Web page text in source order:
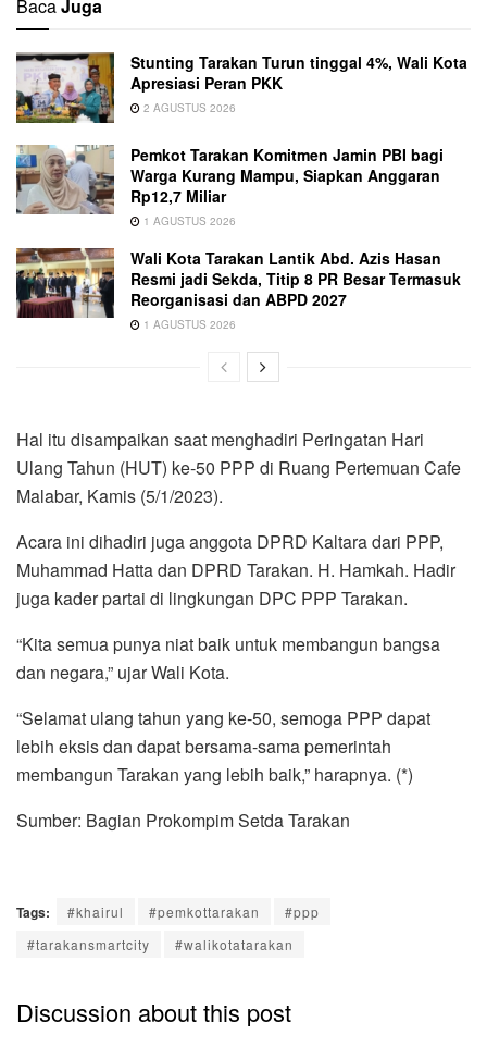
BacaJuga
Stunting Tarakan Turun tinggal 4%, Wali Kota
Apresiasi Peran PKK
2 AGUSTUS 2026
Pemkot Tarakan Komitmen Jamin PBI bagi
Warga Kurang Mampu, Siapkan Anggaran
Rp12,7 Miliar
1 AGUSTUS 2026
Wali Kota Tarakan Lantik Abd. Azis Hasan
Resmi jadi Sekda, Titip 8 PR Besar Termasuk
Reorganisasi dan ABPD 2027
1 AGUSTUS 2026
Hal itu disampaikan saat menghadiri Peringatan Hari
Ulang Tahun (HUT) ke-50 PPP di Ruang Pertemuan Cafe
Malabar, Kamis (5/1/2023).
Acara ini dihadiri juga anggota DPRD Kaltara dari PPP,
Muhammad Hatta dan DPRD Tarakan. H. Hamkah. Hadir
juga kader partai di lingkungan DPC PPP Tarakan.
“Kita semua punya niat baik untuk membangun bangsa
dan negara,” ujar Wali Kota.
“Selamat ulang tahun yang ke-50, semoga PPP dapat
lebih eksis dan dapat bersama-sama pemerintah
membangun Tarakan yang lebih baik,” harapnya. (*)
Sumber: Bagian Prokompim Setda Tarakan
Tags: #khairul #pemkottarakan
#ppp
#tarakansmartcity
#walikotatarakan
Discussion about this post